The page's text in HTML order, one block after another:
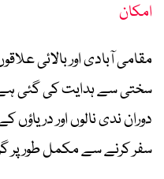
امکان
مقامی آبادی اور بالائی
سختی سے ہدایت کی گئی
دوران ندی نالوں اور
سفر کرنے سے مکمل طور پر